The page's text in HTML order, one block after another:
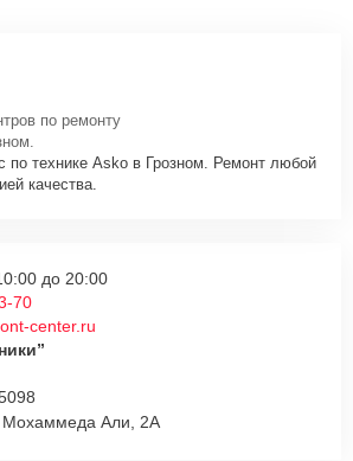
по ремонту
по технике Asko в Грозном. Ремонт любой
качества.
Мохаммеда Али, 2А
до 20:00
70
center.ru